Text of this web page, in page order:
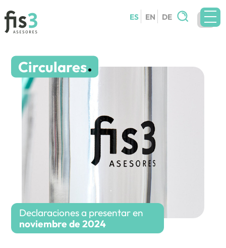
ES EN DE
Buscar:
SERVICIOS
CIRCULARES
TRABAJA CON NOSOTROS
Circulares
Declaraciones a presentar en
noviembre de 2024